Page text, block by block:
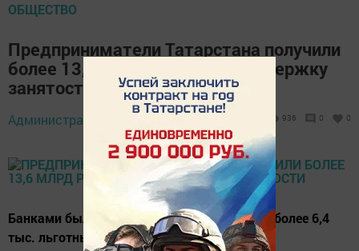
ОБЩЕСТВО
Предприниматели Татарстана получили
более 13,6 млрд рублей на поддержку
занятости
Администратор, 10 ноября 2020 - 14:13 936 0 0
Банками было выдано бизнесу республики более 6,4
тыс. льготных кредитов под 2%.